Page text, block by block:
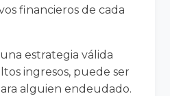
financieros de cada
estrategia válida
ingresos, puede ser
alguien endeudado.